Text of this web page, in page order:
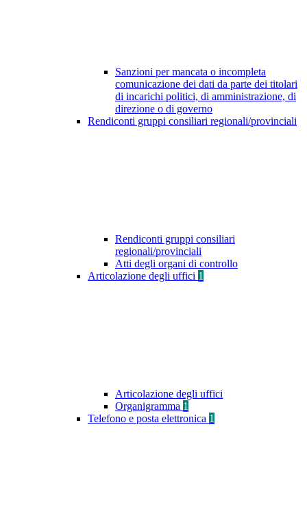
Sanzioni per mancata o incompleta
comunicazione dei dati da parte dei titolari
di incarichi politici, di amministrazione, di
direzione o di governo
Rendiconti gruppi consiliari regionali/provinciali
Rendiconti gruppi consiliari
regionali/provinciali
Atti degli organi di controllo
Articolazione degli uffici 1
Articolazione degli uffici
Organigramma 1
Telefono e posta elettronica 1